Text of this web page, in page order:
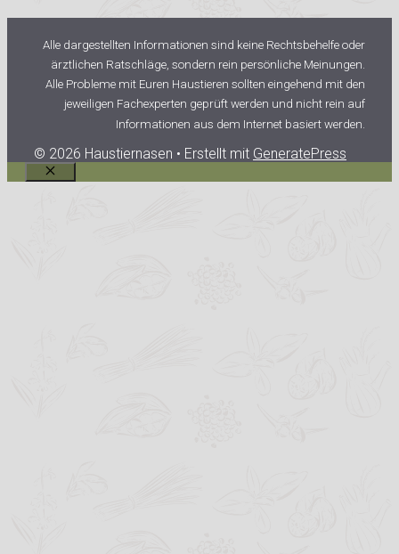
Alle dargestellten Informationen sind keine Rechtsbehelfe oder
ärztlichen Ratschläge, sondern rein persönliche Meinungen.
Alle Probleme mit Euren Haustieren sollten eingehend mit den
jeweiligen Fachexperten geprüft werden und nicht rein auf
Informationen aus dem Internet basiert werden.
© 2026 Haustiernasen • Erstellt mit GeneratePress
Schließen